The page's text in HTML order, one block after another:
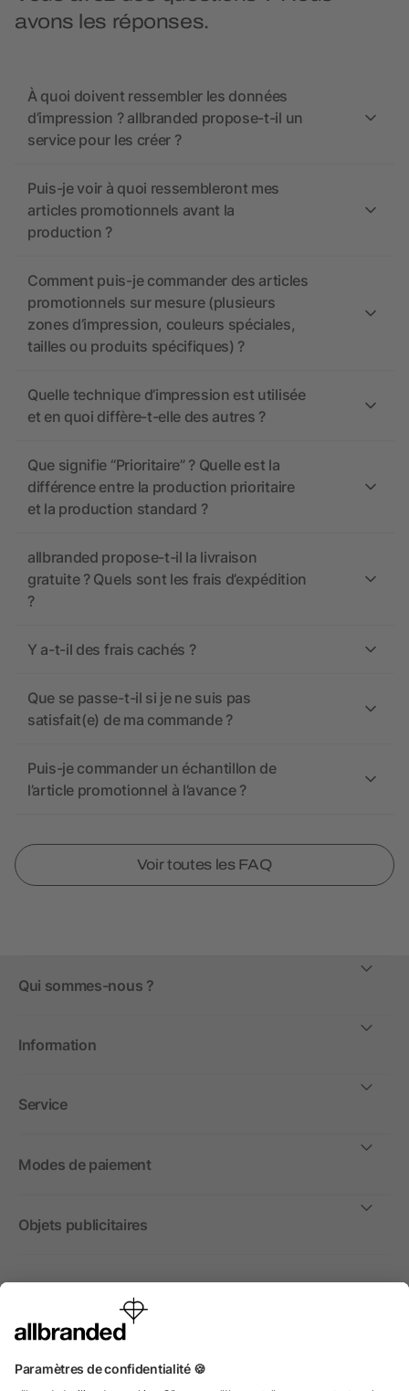
avons les réponses.
À quoi doivent ressembler les données
d’impression ? allbranded propose-t-il un
service pour les créer ?
Puis-je voir à quoi ressembleront mes
articles promotionnels avant la
production ?
Comment puis-je commander des articles
promotionnels sur mesure (plusieurs
zones d’impression, couleurs spéciales,
tailles ou produits spécifiques) ?
Quelle technique d’impression est utilisée
et en quoi diffère-t-elle des autres ?
Que signifie “Prioritaire” ? Quelle est la
différence entre la production prioritaire
et la production standard ?
allbranded propose-t-il la livraison
gratuite ? Quels sont les frais d’expédition
?
Y a-t-il des frais cachés ?
Que se passe-t-il si je ne suis pas
satisfait(e) de ma commande ?
Puis-je commander un échantillon de
l’article promotionnel à l’avance ?
Voir toutes les FAQ
Qui sommes-nous ?
Information
Service
Modes de paiement
Objets publicitaires
International